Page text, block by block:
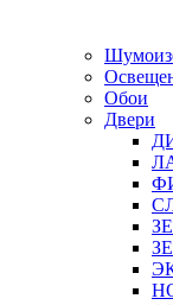
Обои
Двери